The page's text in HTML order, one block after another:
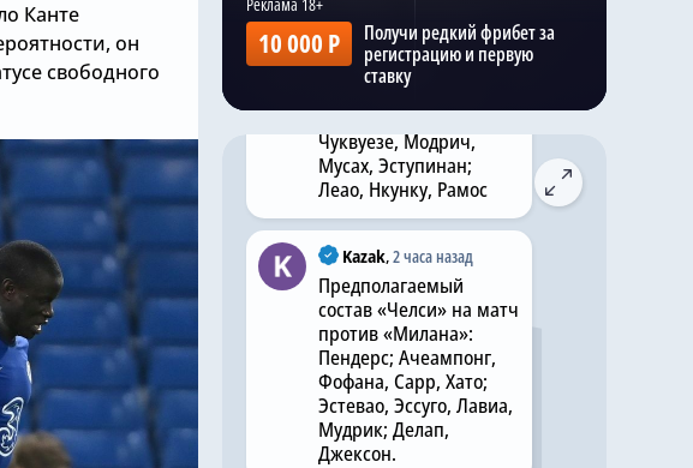
Канте
он
свободного
10 000 Р
Получи редкий фрибет за
регистрацию и первую
ставку
Прогнозируемый
состав «Милана» на
матч с «Челси»:
Терраччано; Томори,
Габбия, Павлович;
Чуквуезе, Модрич,
Мусах, Эступинан;
Леао, Нкунку, Рамос
Kazak,2 часа назад
Предполагаемый
состав «Челси» на матч
против «Милана»:
Пендерс; Ачеампонг,
Фофана, Сарр, Хато;
Эстевао, Эссуго, Лавиа,
Мудрик; Делап,
Джексон.